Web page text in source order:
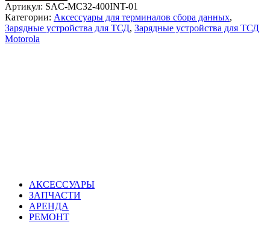
Артикул: SAC-MC32-400INT-01
Категории: Аксессуары для терминалов сбора данных,
Зарядные устройства для ТСД, Зарядные устройства для ТСД
Motorola
АКСЕССУАРЫ
ЗАПЧАСТИ
АРЕНДА
РЕМОНТ